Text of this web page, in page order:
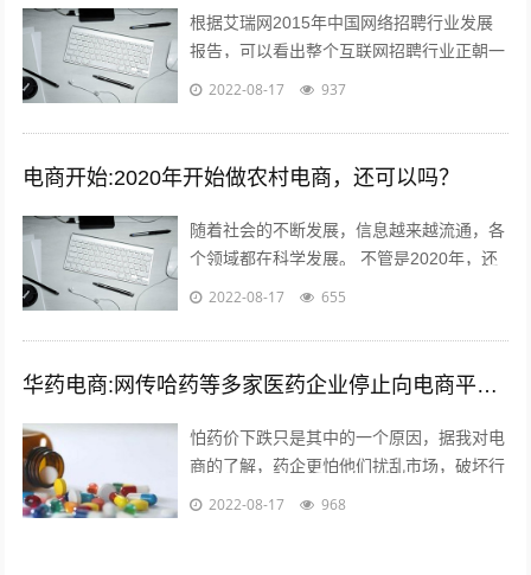
根据艾瑞网2015年中国网络招聘行业发展
报告，可以看出整个互联网招聘行业正朝一
个好的趋势蓬勃发展。而如今，正规的猎头
2022-08-17 937
电商开始:2020年开始做农村电商，还可以吗？
随着社会的不断发展，信息越来越流通，各
个领域都在科学发展。 不管是2020年，还
是以后，电商的收益应该越来好，越有一定
2022-08-17 655
华药电商:网传哈药等多家医药企业停止向电商平台供货，如属实，是怕药价下跌吗？您怎么看？
怕药价下跌只是其中的一个原因，据我对电
商的了解，药企更怕他们扰乱市场，破坏行
业秩序。另外一个是，药品电商导致很多处
2022-08-17 968